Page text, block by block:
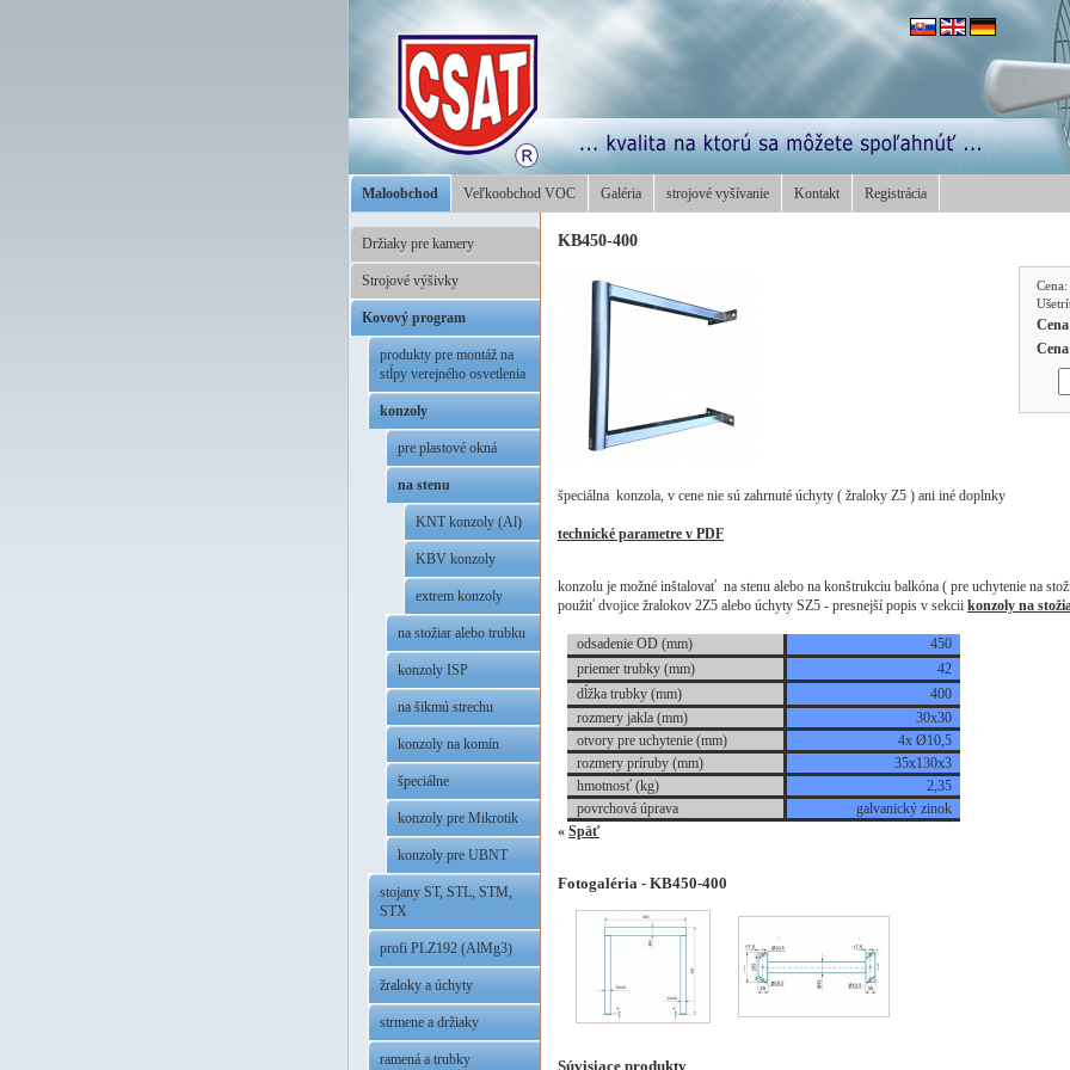
Maloobchod Veľkoobchod VOC Galéria strojové vyšívanie Kontakt Registrácia
Držiaky pre kamery
Strojové výšivky
Kovový program
produkty pre montáž na
stĺpy verejného osvetlenia
konzoly
pre plastové okná
na stenu
KNT konzoly (Al)
KBV konzoly
extrem konzoly
na stožiar alebo trubku
konzoly ISP
na šikmú strechu
konzoly na komín
špeciálne
konzoly pre Mikrotik
konzoly pre UBNT
stojany ST, STL, STM,
STX
profi PLZ192 (AlMg3)
žraloky a úchyty
strmene a držiaky
ramená a trubky
KB450-400
špeciálna konzola, v cene nie sú zahrnuté úchyty ( žraloky Z5 ) ani iné doplnky
technické parametre v PDF
konzolu je možné inštalovať na stenu alebo na konštrukciu balkóna ( pre uchytenie na
použiť dvojice žralokov 2Z5 alebo úchyty SZ5 - presnejší popis v sekcii konzoly na
odsadenie OD (mm)
450
priemer trubky (mm)
42
dĺžka trubky (mm)
400
rozmery jakla (mm)
30x30
otvory pre uchytenie (mm)
4x Ø10,5
rozmery príruby (mm)
35x130x3
hmotnosť (kg)
2,35
povrchová úprava
galvanický zinok
« Späť
Fotogaléria - KB450-400
Súvisiace produkty